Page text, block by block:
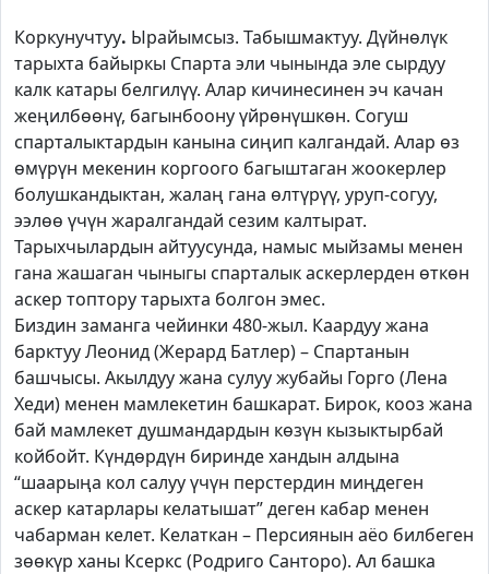
Коркунучтуу. Ырайымсыз. Табышмактуу. Дүйнөлүк
тарыхта байыркы Спарта эли чынында эле сырдуу
калк катары белгилүү. Алар кичинесинен эч качан
жеңилбөөнү, багынбоону үйрөнүшкөн. Согуш
спарталыктардын канына сиңип калгандай. Алар өз
өмүрүн мекенин коргоого багыштаган жоокерлер
болушкандыктан, жалаң гана өлтүрүү, уруп-согуу,
ээлөө үчүн жаралгандай сезим калтырат.
Тарыхчылардын айтуусунда, намыс мыйзамы менен
гана жашаган чыныгы спарталык аскерлерден өткөн
аскер топтору тарыхта болгон эмес.
Биздин заманга чейинки 480-жыл. Каардуу жана
барктуу Леонид (Жерард Батлер) – Спартанын
башчысы. Акылдуу жана сулуу жубайы Горго (Лена
Хеди) менен мамлекетин башкарат. Бирок, кооз жана
бай мамлекет душмандардын көзүн кызыктырбай
койбойт. Күндөрдүн биринде хандын алдына
“шаарыңа кол салуу үчүн перстердин миңдеген
аскер катарлары келатышат” деген кабар менен
чабарман келет. Келаткан – Персиянын аёо билбеген
зөөкүр ханы Ксеркс (Родриго Санторо). Ал башка